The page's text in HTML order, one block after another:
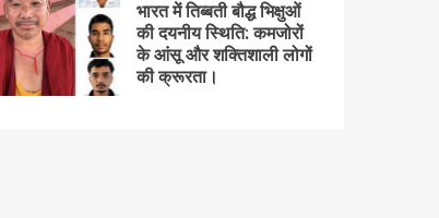
भारत में तिब्बती बौद्ध भिक्षुओं
की दयनीय स्थिति: कमजोरों
के आंसू और शक्तिशाली लोगों
की क्रूरता।